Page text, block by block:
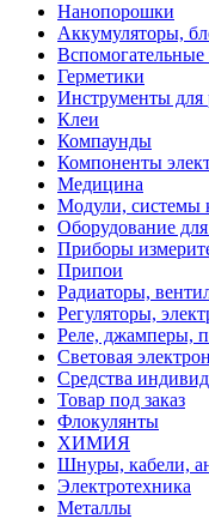
Нанопорошки
Аккумуляторы,
Герметики
Инструменты для
Клеи
Компаунды
Компоненты
Медицина
Модули, системы
Оборудование
Приборы
Припои
Радиаторы,
Регуляторы,
Реле, джамперы,
Световая
Средства
Товар под заказ
Флокулянты
ХИМИЯ
Шнуры, кабели,
Электротехника
Металлы